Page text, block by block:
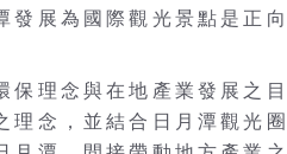
發展為國際觀光景點是正
保理念與在地產業發展之
理念，並結合日月潭觀光